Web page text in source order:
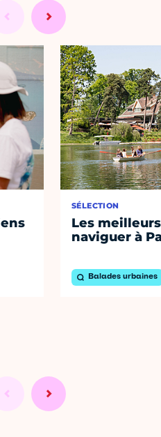
SÉLECTION
Les
naviguer à
Balades urbaines